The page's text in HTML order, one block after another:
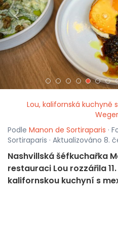
<
Lou, kalifornská kuchyně
Podle Manon de Sortiraparis ·
Sortiraparis · Aktualizováno 8.
Nashvillská šéfkuchařka
restauraci Lou rozzářila
kalifornskou kuchyní s